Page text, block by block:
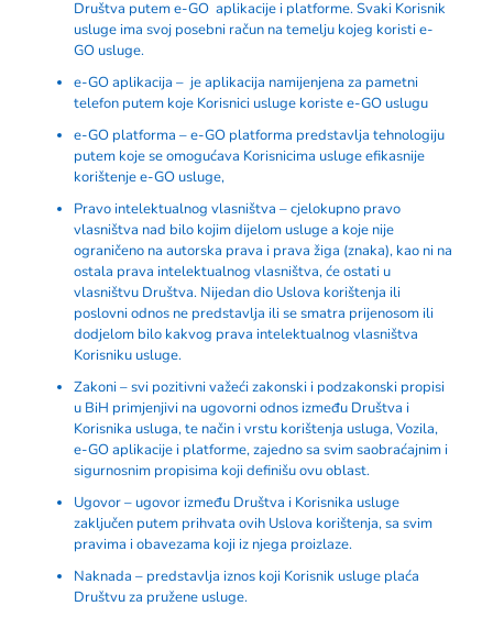
Društva putem e-GO aplikacije i platforme. Svaki Korisnik
usluge ima svoj posebni račun na temelju kojeg koristi e-
GO usluge.
e-GO aplikacija – je aplikacija namijenjena za pametni
telefon putem koje Korisnici usluge koriste e-GO uslugu
e-GO platforma – e-GO platforma predstavlja tehnologiju
putem koje se omogućava Korisnicima usluge efikasnije
korištenje e-GO usluge,
Pravo intelektualnog vlasništva – cjelokupno pravo
vlasništva nad bilo kojim dijelom usluge a koje nije
ograničeno na autorska prava i prava žiga (znaka), kao ni na
ostala prava intelektualnog vlasništva, će ostati u
vlasništvu Društva. Nijedan dio Uslova korištenja ili
poslovni odnos ne predstavlja ili se smatra prijenosom ili
dodjelom bilo kakvog prava intelektualnog vlasništva
Korisniku usluge.
Zakoni – svi pozitivni važeći zakonski i podzakonski propisi
u BiH primjenjivi na ugovorni odnos između Društva i
Korisnika usluga, te način i vrstu korištenja usluga, Vozila,
e-GO aplikacije i platforme, zajedno sa svim saobraćajnim i
sigurnosnim propisima koji definišu ovu oblast.
Ugovor – ugovor između Društva i Korisnika usluge
zaključen putem prihvata ovih Uslova korištenja, sa svim
pravima i obavezama koji iz njega proizlaze.
Naknada – predstavlja iznos koji Korisnik usluge plaća
Društvu za pružene usluge.